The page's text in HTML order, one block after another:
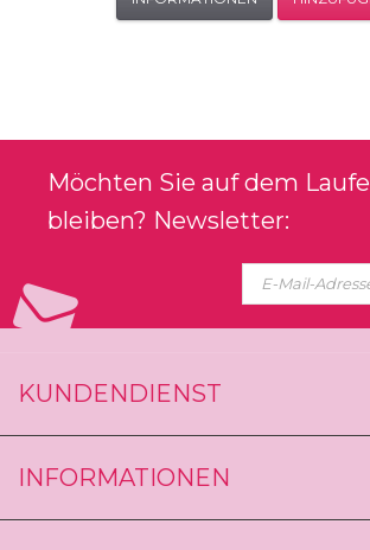
Möchten Sie auf dem
bleiben? Newsletter:
KUNDENDIENST
INFORMATIONEN